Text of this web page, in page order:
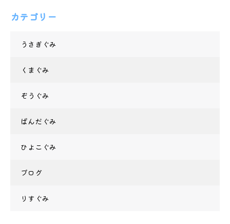
カテゴリー
うさぎぐみ
くまぐみ
ぞうぐみ
ぱんだぐみ
ひよこぐみ
ブログ
りすぐみ